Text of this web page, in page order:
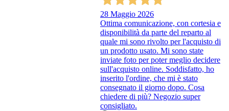
28 Maggio 2026
Ottima comunicazione, con cortesia e
disponibilità da parte del reparto al
quale mi sono rivolto per l'acquisto di
un prodotto usato. Mi sono state
inviate foto per poter meglio decidere
sull'acquisto online. Soddisfatto, ho
inserito l'ordine, che mi è stato
consegnato il giorno dopo. Cosa
chiedere di più? Negozio super
consigliato.